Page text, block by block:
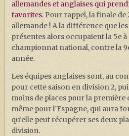
allemandes et anglaises qui
favorites.Pour rappel, la finale de
allemande ! A la différence que
présentes alors occupaient la 5e à
championnat national, contre la
année.
Les équipes anglaises sont, au
pour cette saison en division 2,
moins de places pour la première
même pour l’Espagne, qui aura
qu’elle peut récupérer ses deux
division.